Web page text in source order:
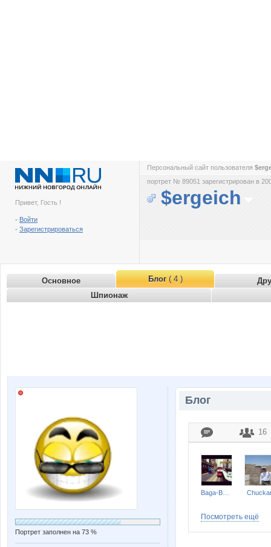
Привет, Гость !
- Войти
- Зарегистрироваться
Персональный сайт пользователя
портрет № 89051 зарегистрирован в
$ergeich
Основное Блог( 4 )
Шпионаж
Портрет заполнен на 73 %
Блог
16
Посмотреть ещё